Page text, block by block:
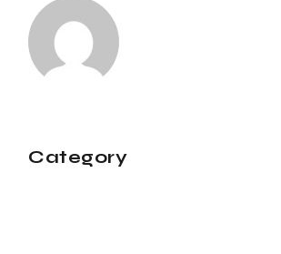
Category